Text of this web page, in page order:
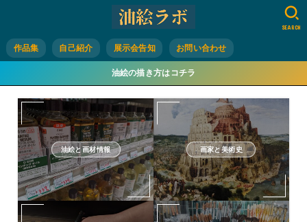
作品集 自己紹介 展示会告知 お問い合わせ
SEARCH
油絵の描き方はコチラ
油絵と画材情報 画家と美術史